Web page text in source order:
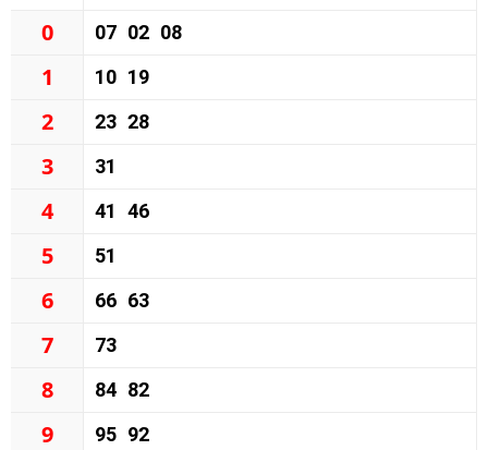
0 07 02 08
1 10 19
2 23 28
3 31
4 41 46
5 51
6 66 63
7 73
8 84 82
9 95 92